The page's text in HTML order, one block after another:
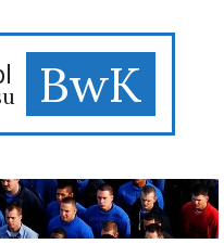
BwK